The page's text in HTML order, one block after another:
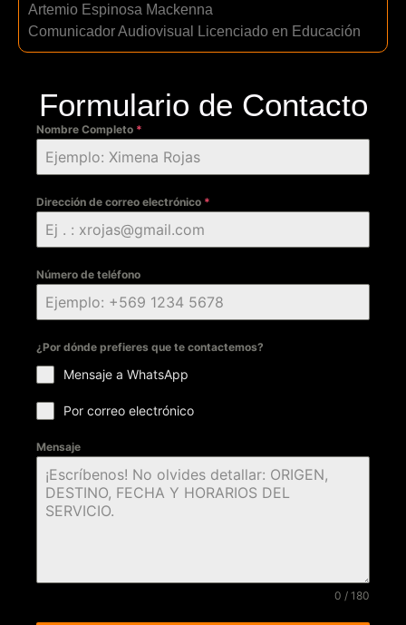
Artemio Espinosa Mackenna
Comunicador Audiovisual Licenciado en Educación
Formulario de Contacto
Nombre Completo *
Dirección de correo electrónico *
Número de teléfono
¿Por dónde prefieres que te contactemos?
Mensaje a WhatsApp
Por correo electrónico
Mensaje
0 / 180